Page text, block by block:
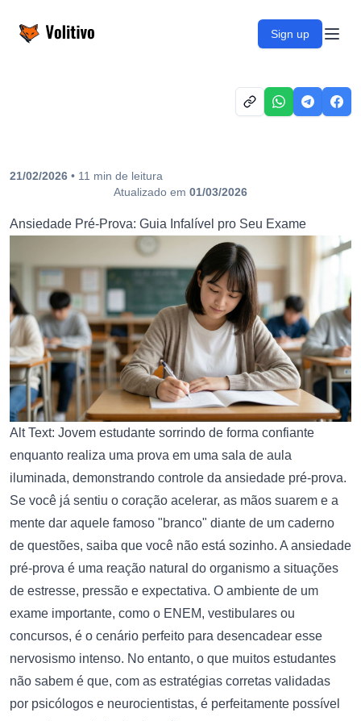
Volitivo Sign up
21/02/2026 • 11 min de leitura
Atualizado em 01/03/2026
Ansiedade Pré-Prova: Guia Infalível pro Seu Exame
Alt Text: Jovem estudante sorrindo de forma confiante
enquanto realiza uma prova em uma sala de aula
iluminada, demonstrando controle da ansiedade pré-prova.
Se você já sentiu o coração acelerar, as mãos suarem e a
mente dar aquele famoso "branco" diante de um caderno
de questões, saiba que você não está sozinho. A ansiedade
pré-prova é uma reação natural do organismo a situações
de estresse, pressão e expectativa. O ambiente de um
exame importante, como o ENEM, vestibulares ou
concursos, é o cenário perfeito para desencadear esse
nervosismo intenso. No entanto, o que muitos estudantes
não sabem é que, com as estratégias corretas validadas
por psicólogos e neurocientistas, é perfeitamente possível